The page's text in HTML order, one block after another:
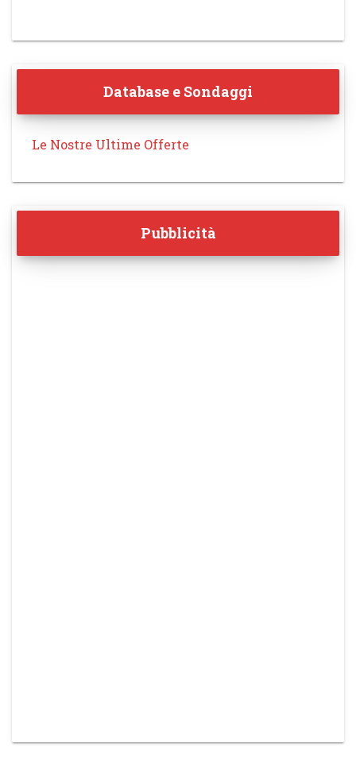
Database e Sondaggi
Le Nostre Ultime Offerte
Pubblicità